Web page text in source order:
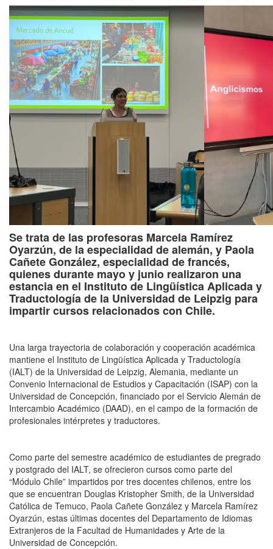
Se trata de las profesoras Marcela Ramírez
Oyarzún, de la especialidad de alemán, y Paola
Cañete González, especialidad de francés,
quienes durante mayo y junio realizaron una
estancia en el Instituto de Lingüística Aplicada y
Traductología de la Universidad de Leipzig para
impartir cursos relacionados con Chile.
Una larga trayectoria de colaboración y cooperación académica
mantiene el Instituto de Lingüística Aplicada y Traductología
(IALT) de la Universidad de Leipzig, Alemania, mediante un
Convenio Internacional de Estudios y Capacitación (ISAP) con la
Universidad de Concepción, financiado por el Servicio Alemán de
Intercambio Académico (DAAD), en el campo de la formación de
profesionales intérpretes y traductores.
Como parte del semestre académico de estudiantes de pregrado
y postgrado del IALT, se ofrecieron cursos como parte del
“Módulo Chile” impartidos por tres docentes chilenos, entre los
que se encuentran Douglas Kristopher Smith, de la Universidad
Católica de Temuco, Paola Cañete González y Marcela Ramírez
Oyarzún, estas últimas docentes del Departamento de Idiomas
Extranjeros de la Facultad de Humanidades y Arte de la
Universidad de Concepción.